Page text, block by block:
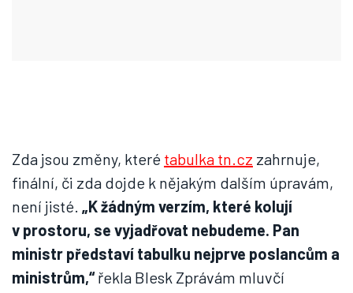
Zda jsou změny, které tabulka tn.cz zahrnuje,
finální, či zda dojde k nějakým dalším úpravám,
není jisté. „K žádným verzím, které kolují
v prostoru, se vyjadřovat nebudeme. Pan
ministr představí tabulku nejprve poslancům a
ministrům,“řekla Blesk Zprávám mluvčí